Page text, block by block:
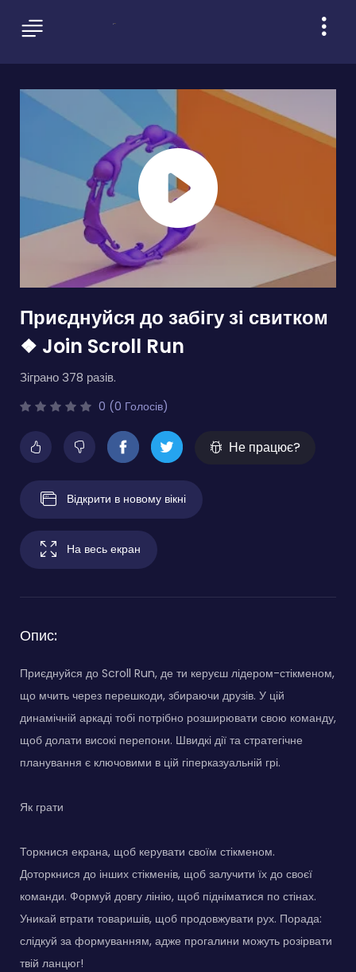
Приєднуйся до забігу зі свитком
❖ Join Scroll Run
Зіграно 378 разів.
0 (0 Голосів)
Не працює?
Відкрити в новому вікні
На весь екран
Опис:
Приєднуйся до Scroll Run, де ти керуєш лідером-стікменом,
що мчить через перешкоди, збираючи друзів. У цій
динамічній аркаді тобі потрібно розширювати свою команду,
щоб долати високі перепони. Швидкі дії та стратегічне
планування є ключовими в цій гіперказуальній грі.
Як грати
Торкнися екрана, щоб керувати своїм стікменом.
Доторкнися до інших стікменів, щоб залучити їх до своєї
команди. Формуй довгу лінію, щоб підніматися по стінах.
Уникай втрати товаришів, щоб продовжувати рух. Порада:
слідкуй за формуванням, адже прогалини можуть розірвати
твій ланцюг!